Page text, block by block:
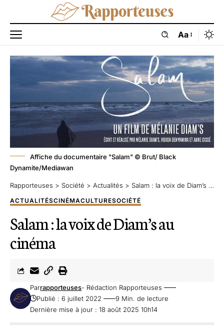
Aa
Affiche du documentaire "Salam" © Brut/ Black
Dynamite/Mediawan
Rapporteuses > Société > Actualités > Salam : la voix de Diam’s au cinéma
ACTUALITÉSCINÉMACULTURESOCIÉTÉ
Salam : la voix de Diam’s au
cinéma
Dernière mise à jour : 18 août 2025 10h14
Parrapporteuses- Rédaction Rapporteuses
Publié : 6 juillet 2022
9 Min. de lecture